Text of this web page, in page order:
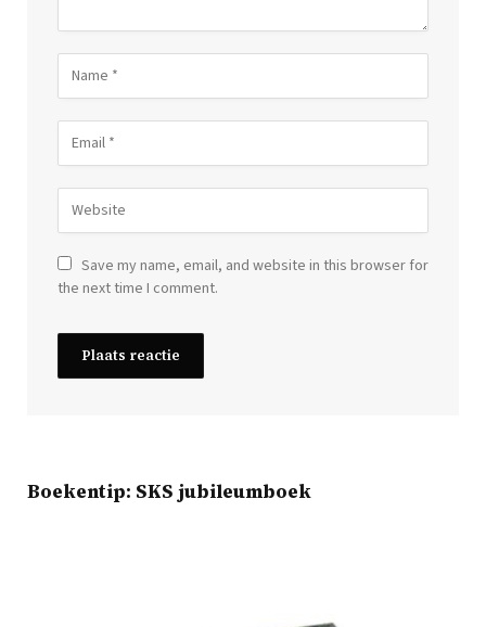
Save my name, email, and website in this browser for
the next time I comment.
Boekentip: SKS jubileumboek